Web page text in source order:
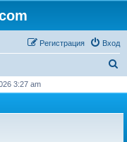
Вход
Регистрация
с
3:27 am